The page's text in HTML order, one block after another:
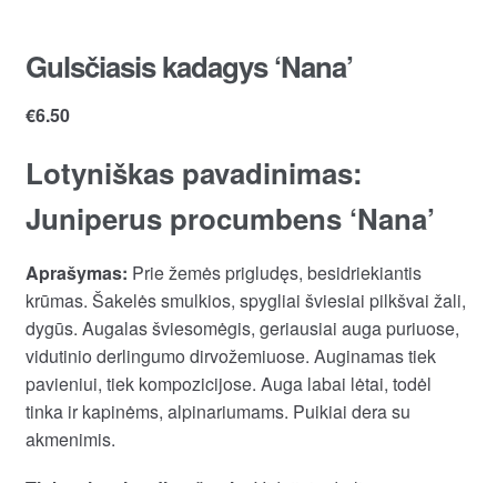
Gulsčiasis kadagys ‘Nana’
€6.50
Lotyniškas pavadinimas:
Juniperus procumbens ‘Nana’
Aprašymas: Prie žemės prigludęs, besidriekiantis
krūmas. Šakelės smulkios, spygliai šviesiai pilkšvai žali,
dygūs. Augalas šviesomėgis, geriausiai auga puriuose,
vidutinio derlingumo dirvožemiuose. Auginamas tiek
pavieniui, tiek kompozicijose. Auga labai lėtai, todėl
tinka ir kapinėms, alpinariumams. Puikiai dera su
akmenimis.